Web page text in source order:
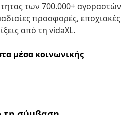
των 700.000+ αγοραστών
προσφορές, εποχιακές
από τη vidaXL.
μέσα κοινωνικής